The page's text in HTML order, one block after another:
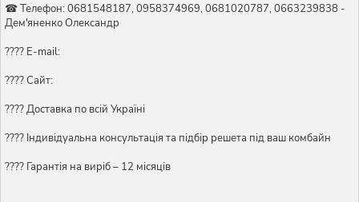
☎ Телефон: 0681548187, 0958374969, 0681020787, 0663239838 -
Дем'яненко Олександр
???? E-mail:
???? Сайт:
???? Доставка по всій Україні
????️ Індивідуальна консультація та підбір решета під ваш комбайн
???? Гарантія на виріб – 12 місяців